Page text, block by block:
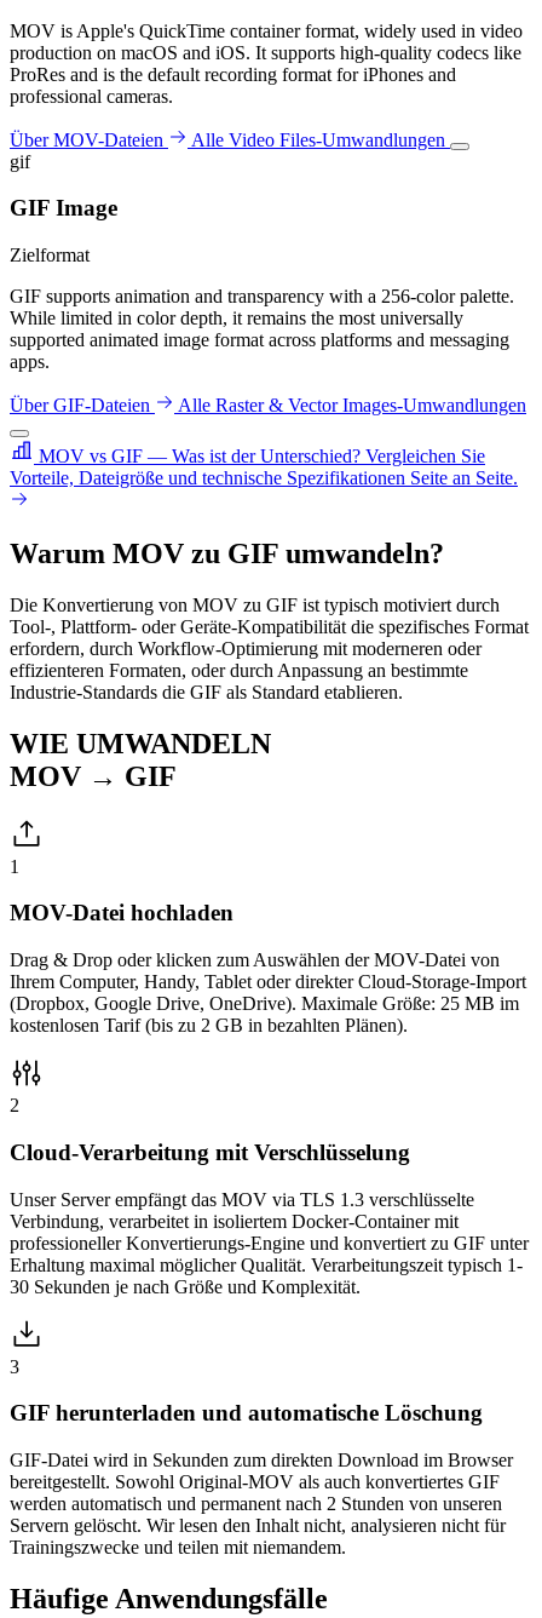
MOV is Apple's QuickTime container format, widely used in video
production on macOS and iOS. It supports high-quality codecs like
ProRes and is the default recording format for iPhones and
professional cameras.
Über MOV-Dateien
Alle Video Files-Umwandlungen
gif
GIF Image
Zielformat
GIF supports animation and transparency with a 256-color palette.
While limited in color depth, it remains the most universally
supported animated image format across platforms and messaging
apps.
Über GIF-Dateien Alle Raster & Vector Images-Umwandlungen
MOV vs GIF — Was ist der Unterschied? Vergleichen Sie
Vorteile, Dateigröße und technische Spezifikationen Seite an Seite.
Warum MOV zu GIF umwandeln?
Die Konvertierung von MOV zu GIF ist typisch motiviert durch
Tool-, Plattform- oder Geräte-Kompatibilität die spezifisches Format
erfordern, durch Workflow-Optimierung mit moderneren oder
effizienteren Formaten, oder durch Anpassung an bestimmte
Industrie-Standards die GIF als Standard etablieren.
WIE UMWANDELN
MOV → GIF
1
MOV-Datei hochladen
Drag & Drop oder klicken zum Auswählen der MOV-Datei von
Ihrem Computer, Handy, Tablet oder direkter Cloud-Storage-Import
(Dropbox, Google Drive, OneDrive). Maximale Größe: 25 MB im
kostenlosen Tarif (bis zu 2 GB in bezahlten Plänen).
2
Cloud-Verarbeitung mit Verschlüsselung
Unser Server empfängt das MOV via TLS 1.3 verschlüsselte
Verbindung, verarbeitet in isoliertem Docker-Container mit
professioneller Konvertierungs-Engine und konvertiert zu GIF unter
Erhaltung maximal möglicher Qualität. Verarbeitungszeit typisch 1-
30 Sekunden je nach Größe und Komplexität.
3
GIF herunterladen und automatische Löschung
GIF-Datei wird in Sekunden zum direkten Download im Browser
bereitgestellt. Sowohl Original-MOV als auch konvertiertes GIF
werden automatisch und permanent nach 2 Stunden von unseren
Servern gelöscht. Wir lesen den Inhalt nicht, analysieren nicht für
Trainingszwecke und teilen mit niemandem.
Häufige Anwendungsfälle